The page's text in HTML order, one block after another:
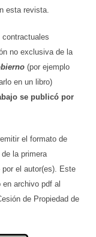
esta revista.
no exclusiva de la
(por ejemplo
en un libro)
se publicó por
el formato de
la primera
el autor(es). Este
en archivo pdf al
de Propiedad de